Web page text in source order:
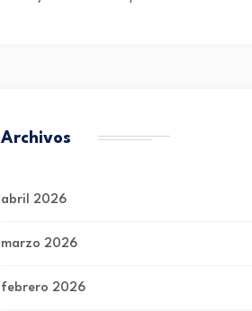
Archivos
abril 2026
marzo 2026
febrero 2026